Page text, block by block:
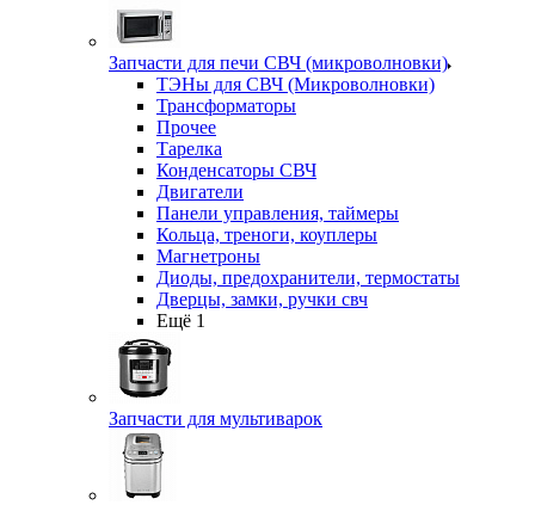
Запчасти для печи СВЧ (микроволновки)
ТЭНы для СВЧ (Микроволновки)
Трансформаторы
Прочее
Тарелка
Конденсаторы СВЧ
Двигатели
Панели управления, таймеры
Кольца, треноги, коуплеры
Магнетроны
Диоды, предохранители, термостаты
Дверцы, замки, ручки свч
Ещё 1
Запчасти для мультиварок